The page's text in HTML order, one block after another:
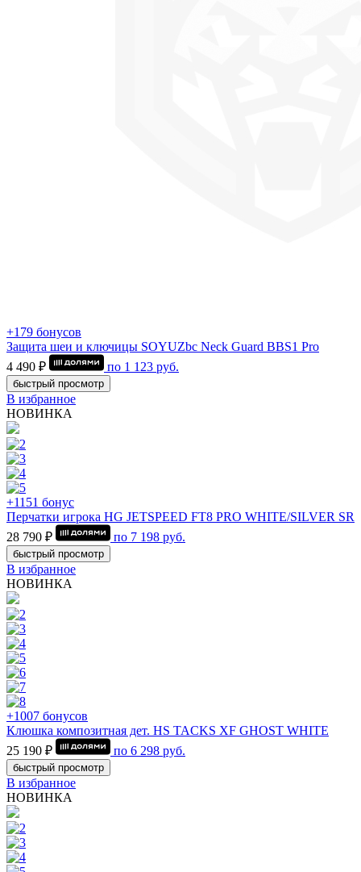
+179 бонусов
Защита шеи и ключицы SOYUZbc Neck Guard BBS1 Pro
4 490 ₽
по 1 123 руб.
быстрый просмотр
В избранное
НОВИНКА
+1151 бонус
Перчатки игрока HG JETSPEED FT8 PRO WHITE/SILVER SR
28 790 ₽
по 7 198 руб.
быстрый просмотр
В избранное
НОВИНКА
+1007 бонусов
Клюшка композитная дет. HS TACKS XF GHOST WHITE
25 190 ₽
по 6 298 руб.
быстрый просмотр
В избранное
НОВИНКА